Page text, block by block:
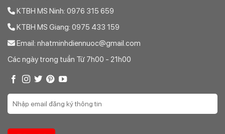
KTBH MS Ninh: 0976 315 659
KTBH MS Giang: 0975 433 159
Email: nhatminhdiennuoc@gmail.com
Các ngày trong tuần Từ 7h00 - 21h00